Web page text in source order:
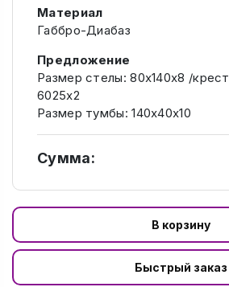
Материал
Габбро-Диабаз
Предложение
Размер стелы: 80х140х8 /крест
6025х2
Размер тумбы: 140х40х10
Сумма:
В корзину
Быстрый заказ